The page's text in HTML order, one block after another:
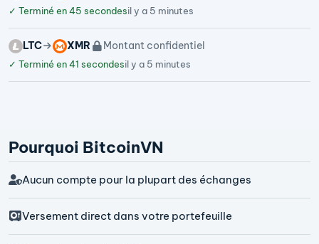
✓ Terminé en 45 secondesil y a 5 minutes
LTC XMR Montant confidentiel
✓ Terminé en 41 secondesil y a 5 minutes
Pourquoi BitcoinVN
Aucun compte pour la plupart des échanges
Versement direct dans votre portefeuille